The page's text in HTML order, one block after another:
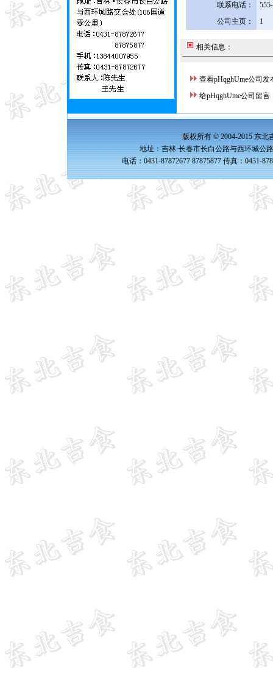
联系电话：
公司主页：
1
相关信息：
查看pHqghUme公司发
给pHqghUme公司留言
版权所有 © 2004-2015 东北
地址：吉林·长春市长白公路与西环城公
电话：0431-87872677 87875877 传真：0431-